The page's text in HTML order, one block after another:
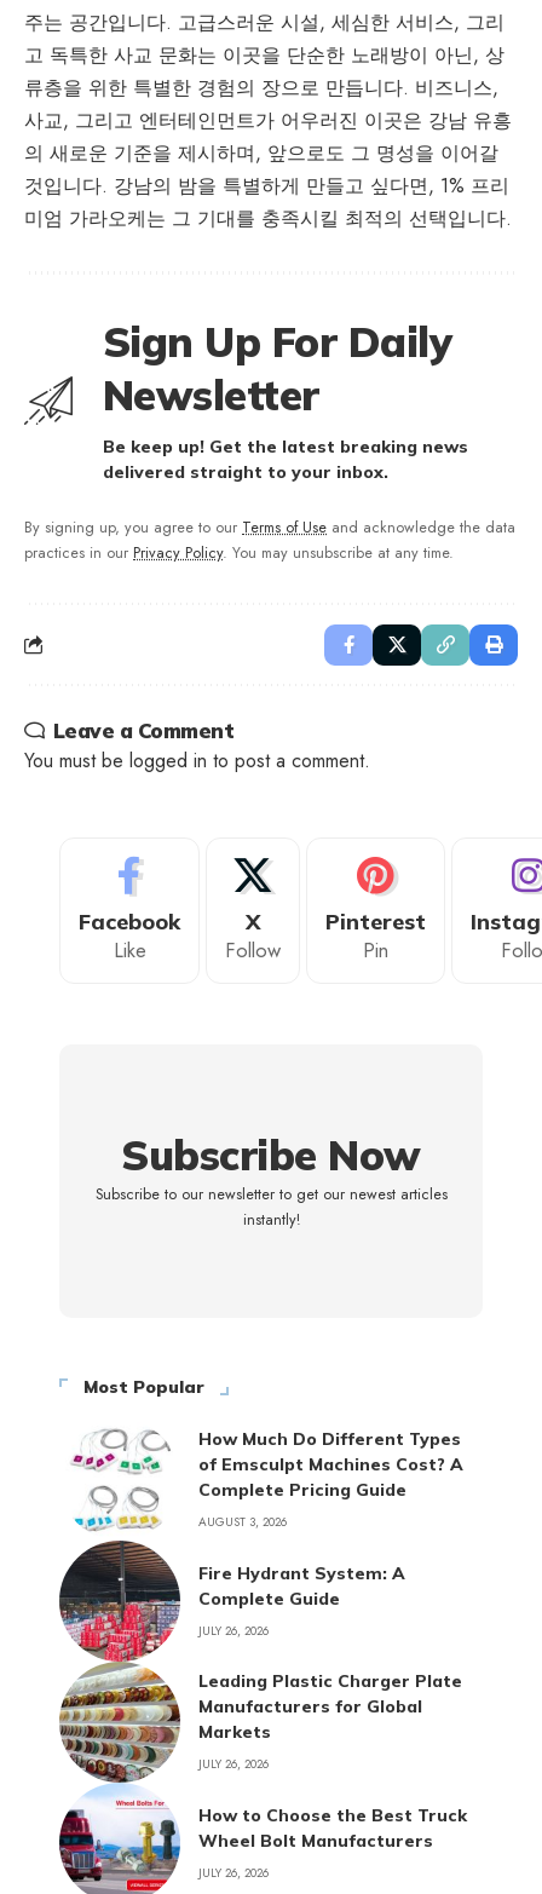
주는 공간입니다. 고급스러운 시설, 세심한 서비스, 그리
고 독특한 사교 문화는 이곳을 단순한 노래방이 아닌, 상
류층을 위한 특별한 경험의 장으로 만듭니다. 비즈니스,
사교, 그리고 엔터테인먼트가 어우러진 이곳은 강남 유흥
의 새로운 기준을 제시하며, 앞으로도 그 명성을 이어갈
것입니다. 강남의 밤을 특별하게 만들고 싶다면, 1% 프리
미엄 가라오케는 그 기대를 충족시킬 최적의 선택입니다.
Sign Up For Daily
Newsletter
Be keep up! Get the latest breaking news
delivered straight to your inbox.
By signing up, you agree to our Terms of Use and acknowledge the data
practices in our Privacy Policy. You may unsubscribe at any time.
Leave a Comment
You must be logged in to post a comment.
Facebook
Like
X
Follow
Pinterest
Pin
Subscribe Now
Subscribe to our newsletter to get our newest articles
instantly!
Most Popular
How Much Do Different Types
of Emsculpt Machines Cost? A
Complete Pricing Guide
AUGUST 3, 2026
Fire Hydrant System: A
Complete Guide
JULY 26, 2026
Leading Plastic Charger Plate
Manufacturers for Global
Markets
JULY 26, 2026
How to Choose the Best Truck
Wheel Bolt Manufacturers
JULY 26, 2026